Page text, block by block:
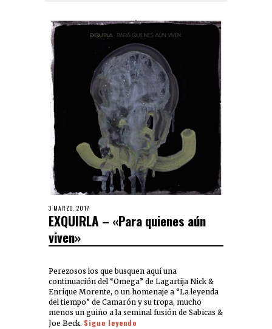
3 MARZO, 2017
EXQUIRLA – «Para quienes aún
viven»
Perezosos los que busquen aquí una
continuación del “Omega” de Lagartija Nick &
Enrique Morente, o un homenaje a “La leyenda
del tiempo” de Camarón y su tropa, mucho
menos un guiño a la seminal fusión de Sabicas &
Joe Beck. Sigue leyendo